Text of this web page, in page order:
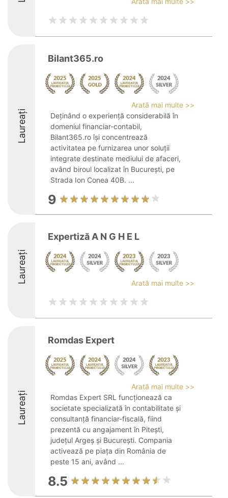
Laureați
Bilant365.ro
Arată mai multe >>
Deținând o experiență considerabilă în
domeniul financiar-contabil,
Bilant365.ro își concentrează
activitatea pe furnizarea unor soluții
integrate destinate mediului de afaceri,
având biroul localizat în București, pe
Strada Ion Conea 40B. ...
9
Laureați
Expertiză A N G H E L
Arată mai multe >>
Laureați
Romdas Expert
Arată mai multe >>
Romdas Expert SRL funcționează ca
societate specializată în contabilitate și
consultanță financiar-fiscală, fiind
prezentă cu angajament în Pitești,
județul Argeș și București. Compania
activează pe piața din România de
peste 15 ani, având ...
8.5